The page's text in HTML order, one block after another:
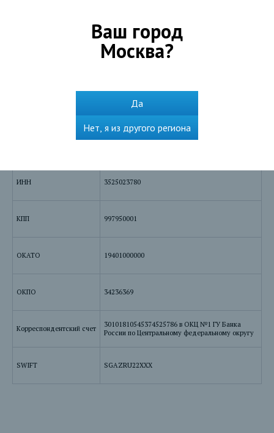
Банковские реквизиты АО «БАНК СГБ»:
160001, г. Вологда, ул. Благовещенская, д.3
ИНН 3525023780
КПП 997950001
ОКАТО 19401000000
ОКПО 34236369
Корреспондентский счет
30101810545374525786 в ОКЦ №1 ГУ Банка
России по Центральному федеральному округу
SWIFT SGAZRU22XXX
Ваш город
Москва?
Да
Нет, я из другого региона